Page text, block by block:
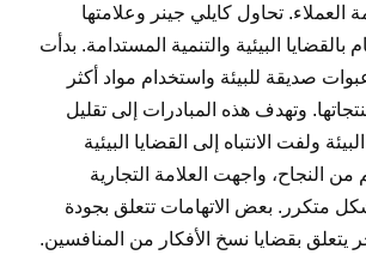
تحاول كايلي جينر وعلامتها
بالقضايا البيئية والتنمية المستدامة. بدأت
صديقة للبيئة واستخدام مواد أكثر
وتهدف هذه المبادرات إلى تقليل
ولفت الانتباه إلى القضايا البيئية
من النجاح، واجهت العلامة التجارية
متكرر. بعض الاتهامات تتعلق بجودة
يتعلق بقضايا نسخ الأفكار من المنافسين.